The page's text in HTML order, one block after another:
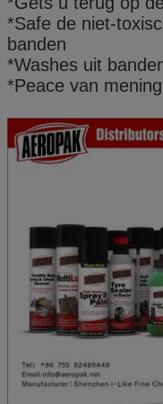
*Safe de niet-
banden
*Washes uit
*Peace van